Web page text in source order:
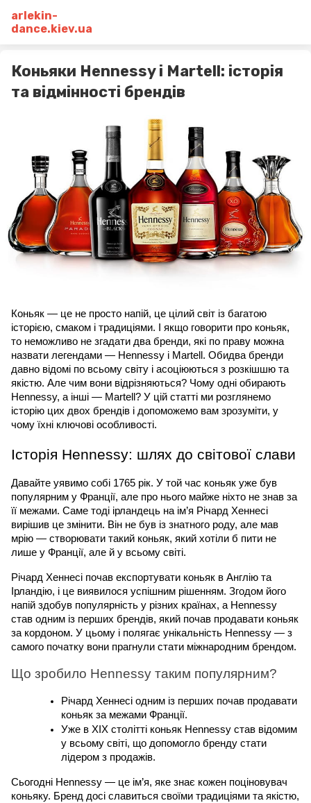
arlekin-
dance.kiev.ua
Коньяки Hennessy і Martell: історія
та відмінності брендів
Коньяк — це не просто напій, це цілий світ із багатою
історією, смаком і традиціями. І якщо говорити про коньяк,
то неможливо не згадати два бренди, які по праву можна
назвати легендами — Hennessy і Martell. Обидва бренди
давно відомі по всьому світу і асоціюються з розкішшю та
якістю. Але чим вони відрізняються? Чому одні обирають
Hennessy, а інші — Martell? У цій статті ми розглянемо
історію цих двох брендів і допоможемо вам зрозуміти, у
чому їхні ключові особливості.
Історія Hennessy: шлях до світової слави
Давайте уявимо собі 1765 рік. У той час коньяк уже був
популярним у Франції, але про нього майже ніхто не знав за
її межами. Саме тоді ірландець на ім’я Річард Хеннесі
вирішив це змінити. Він не був із знатного роду, але мав
мрію — створювати такий коньяк, який хотіли б пити не
лише у Франції, але й у всьому світі.
Річард Хеннесі почав експортувати коньяк в Англію та
Ірландію, і це виявилося успішним рішенням. Згодом його
напій здобув популярність у різних країнах, а Hennessy
став одним із перших брендів, який почав продавати коньяк
за кордоном. У цьому і полягає унікальність Hennessy — з
самого початку вони прагнули стати міжнародним брендом.
Що зробило Hennessy таким популярним?
Річард Хеннесі одним із перших почав продавати
коньяк за межами Франції.
Уже в XIX столітті коньяк Hennessy став відомим
у всьому світі, що допомогло бренду стати
лідером з продажів.
Сьогодні Hennessy — це ім’я, яке знає кожен поціновувач
коньяку. Бренд досі славиться своїми традиціями та якістю,